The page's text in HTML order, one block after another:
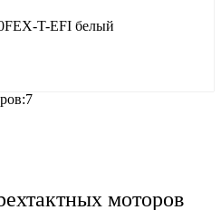
T-EFI белый
моторов